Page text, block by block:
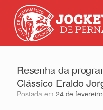
Resenha da
Clássico Eraldo
Postada em 24 de